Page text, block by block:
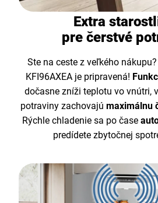
Extra
pre čerstvé
Ste na ceste z veľkého
KFI96AXEA je pripravená!
dočasne zníži teplotu vo vnútri,
potraviny zachovajú maximálnu
Rýchle chladenie sa po čase
predídete zbytočnej